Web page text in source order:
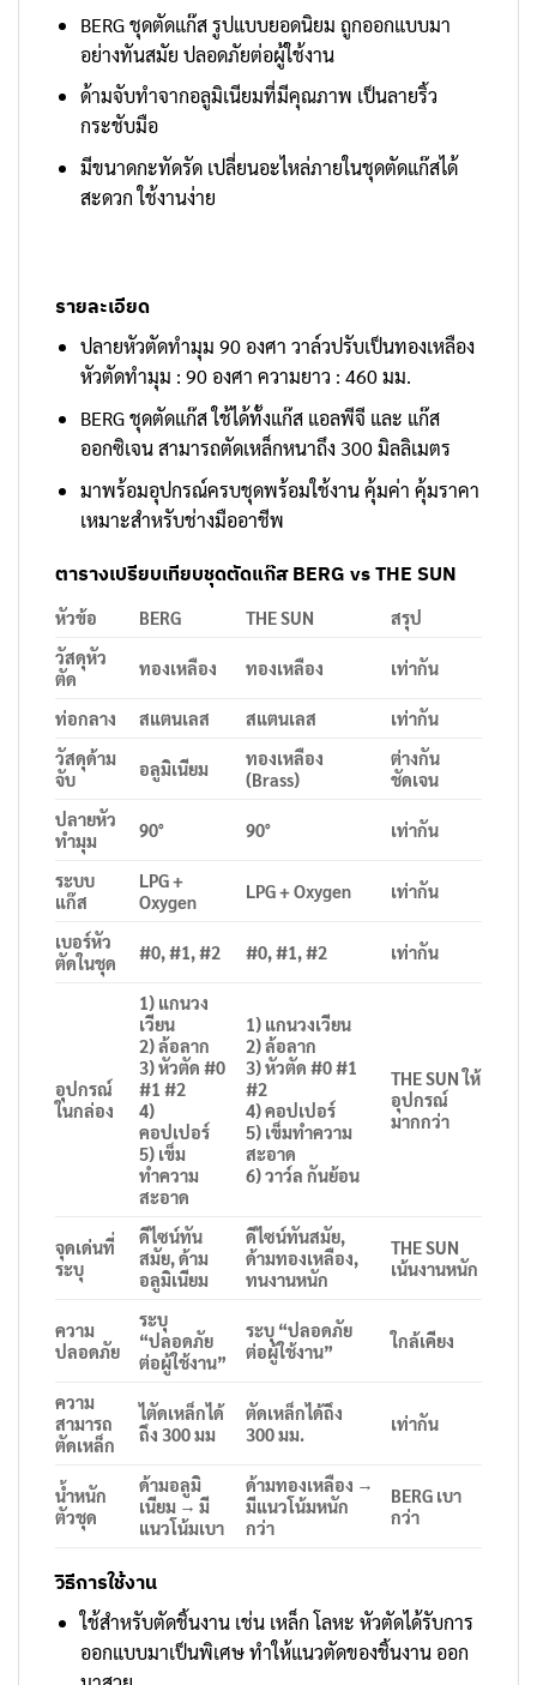
BERG ชุดตัดแก๊ส รูปแบบยอดนิยม ถูกออกแบบมา
อย่างทันสมัย ปลอดภัยต่อผู้ใช้งาน
ด้ามจับทำจากอลูมิเนียมที่มีคุณภาพ เป็นลายริ้ว
กระชับมือ
มีขนาดกะทัดรัด เปลี่ยนอะไหล่ภายในชุดตัดแก๊สได้
สะดวก ใช้งานง่าย
รายละเอียด
ปลายหัวตัดทำมุม 90 องศา วาล์วปรับเป็นทองเหลือง
หัวตัดทำมุม : 90 องศา ความยาว : 460 มม.
BERG ชุดตัดแก๊ส ใช้ได้ทั้งแก๊ส แอลพีจี และ แก๊ส
ออกซิเจน สามารถตัดเหล็กหนาถึง 300 มิลลิเมตร
มาพร้อมอุปกรณ์ครบชุดพร้อมใช้งาน คุ้มค่า คุ้มราคา
เหมาะสำหรับช่างมืออาชีพ
ตารางเปรียบเทียบชุดตัดแก๊ส BERG vs THE SUN
หัวข้อ BERG THE SUN
สรุป
วัสดุหัว
ตัด
ทองเหลือง ทองเหลือง เท่ากัน
ท่อกลาง สแตนเลส สแตนเลส
เท่ากัน
วัสดุด้าม
จับ
อลูมิเนียม
ทองเหลือง
(Brass)
ต่างกัน
ชัดเจน
ปลายหัว
ทำมุม
90° 90° เท่ากัน
ระบบ
แก๊ส
LPG +
Oxygen
LPG + Oxygen เท่ากัน
เบอร์หัว
ตัดในชุด
#0, #1, #2 #0, #1, #2 เท่ากัน
อุปกรณ์
ในกล่อง
1) แกนวง
เวียน
2) ล้อลาก
3) หัวตัด #0
#1 #2
4)
คอปเปอร์
5) เข็ม
ทำความ
สะอาด
1) แกนวงเวียน
2) ล้อลาก
3) หัวตัด #0 #1
#2
4) คอปเปอร์
5) เข็มทำความ
สะอาด
6) วาว์ล กันย้อน
THE SUN ให้
อุปกรณ์
มากกว่า
จุดเด่นที่
ระบุ
ดีไซน์ทัน
สมัย, ด้าม
อลูมิเนียม
ดีไซน์ทันสมัย,
ด้ามทองเหลือง,
ทนงานหนัก
THE SUN
เน้นงานหนัก
ความ
ปลอดภัย
ระบุ
“ปลอดภัย
ต่อผู้ใช้งาน”
ระบุ “ปลอดภัย
ต่อผู้ใช้งาน”
ใกล้เคียง
ความ
สามารถ
ตัดเหล็ก
ไตัดเหล็กได้
ถึง 300 มม
ตัดเหล็กได้ถึง
300 มม.
เท่ากัน
น้ำหนัก
ตัวชุด
ด้ามอลูมิ
เนียม → มี
แนวโน้มเบา
ด้ามทองเหลือง →
มีแนวโน้มหนัก
กว่า
BERG เบา
กว่า
วิธีการใช้งาน
ใช้สำหรับตัดชิ้นงาน เช่น เหล็ก โลหะ หัวตัดได้รับการ
ออกแบบมาเป็นพิเศษ ทำให้แนวตัดของชิ้นงาน ออก